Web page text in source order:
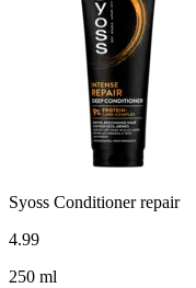
Syoss Conditioner repair
4.99
250 ml